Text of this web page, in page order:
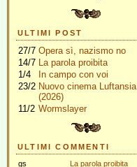
ULTIMI POST
27/7 Opera sì, nazismo no
14/7 La parola proibita
1/4
In campo con voi
23/2 Nuovo cinema Luftansia
(2026)
11/2 Wormslayer
ULTIMI COMMENTI
gs
La parola proibita